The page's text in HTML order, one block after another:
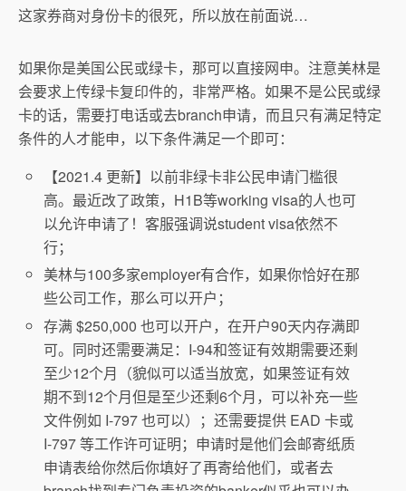
这家券商对身份卡的很死，所以放在前面说…
如果你是美国公民或绿卡，那可以直接网申。注意美林是
会要求上传绿卡复印件的，非常严格。如果不是公民或绿
卡的话，需要打电话或去branch申请，而且只有满足特定
条件的人才能申，以下条件满足一个即可：
【2021.4 更新】以前非绿卡非公民申请门槛很
高。最近改了政策，H1B等working visa的人也可
以允许申请了！客服强调说student visa依然不
行；
美林与100多家employer有合作，如果你恰好在那
些公司工作，那么可以开户；
存满 $250,000 也可以开户，在开户90天内存满即
可。同时还需要满足：I-94和签证有效期需要还剩
至少12个月（貌似可以适当放宽，如果签证有效
期不到12个月但是至少还剩6个月，可以补充一些
文件例如 I-797 也可以）；还需要提供 EAD 卡或
I-797 等工作许可证明；申请时是他们会邮寄纸质
申请表给你然后你填好了再寄给他们，或者去